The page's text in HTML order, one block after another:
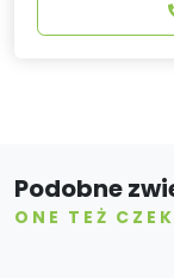
Podobne
ONE TEŻ